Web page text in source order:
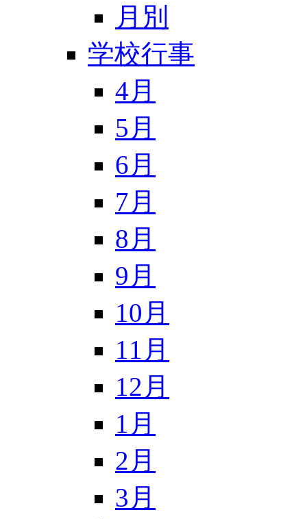
月別
学校行事
4月
5月
6月
7月
8月
9月
10月
11月
12月
1月
2月
3月